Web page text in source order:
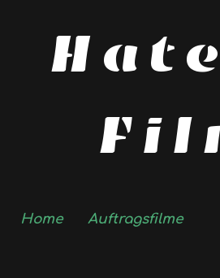
Home Auftragsfilme